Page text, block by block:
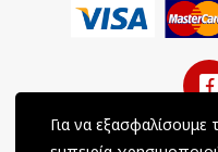
Για να εξασφαλίσουμε